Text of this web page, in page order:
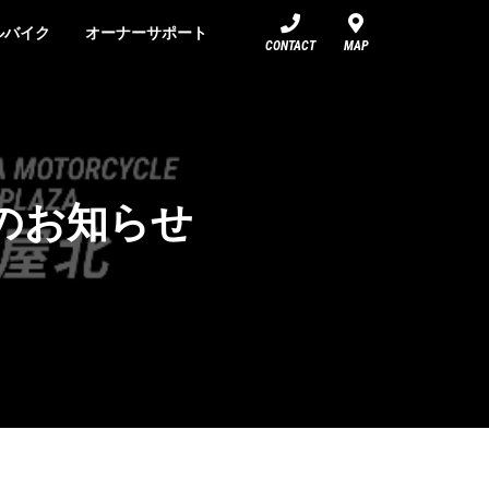
イク オーナーサポート
CONTACT MAP
お知らせ